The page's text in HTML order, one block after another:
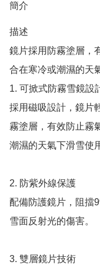
簡介
描述
鏡片採用防霧塗層，
合在寒冷或潮濕的天
1. 可掀式防霧雪鏡設
採用磁吸設計，鏡片
霧塗層，有效防止霧
潮濕的天氣下滑雪使
2. 防紫外線保護
配備防護鏡片，阻擋
雪面反射光的傷害。
3. 雙層鏡片技術